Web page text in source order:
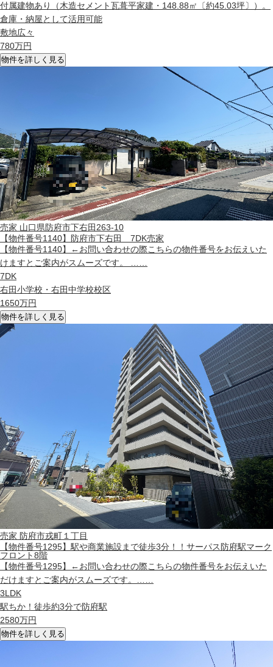
付属建物あり（木造セメント瓦葺平家建・148.88㎡〔約45.03坪〕）。
倉庫・納屋として活用可能
敷地広々
780万円
物件を詳しく見る
売家 山口県防府市下右田263-10
【物件番号1140】防府市下右田 7DK売家
【物件番号1140】←お問い合わせの際こちらの物件番号をお伝えいた
けますとご案内がスムーズです。 ……
7DK
右田小学校・右田中学校校区
1650万円
物件を詳しく見る
売家 防府市戎町１丁目
【物件番号1295】駅や商業施設まで徒歩3分！！サーパス防府駅マーク
フロント8階
【物件番号1295】←お問い合わせの際こちらの物件番号をお伝えいた
だけますとご案内がスムーズです。……
3LDK
駅ちか！徒歩約3分で防府駅
2580万円
物件を詳しく見る